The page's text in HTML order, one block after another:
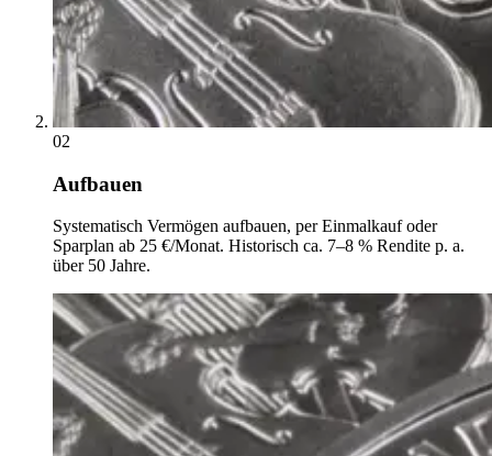
02
Aufbauen
Systematisch Vermögen aufbauen, per Einmalkauf oder
Sparplan ab 25 €/Monat. Historisch ca. 7–8 % Rendite p. a.
über 50 Jahre.